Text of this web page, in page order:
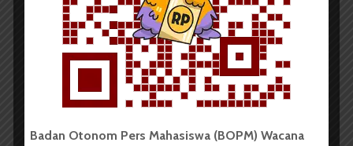
LMID Tetapkan Ketua
Eksekutif Perwakilan
Kota Medan
Novo Club dan Kejar
Mimpi Laksanakan
Kegiatan Kreatif di
Rumah Difabel
Badan Otonom Pers Mahasiswa (BOPM) Wacana